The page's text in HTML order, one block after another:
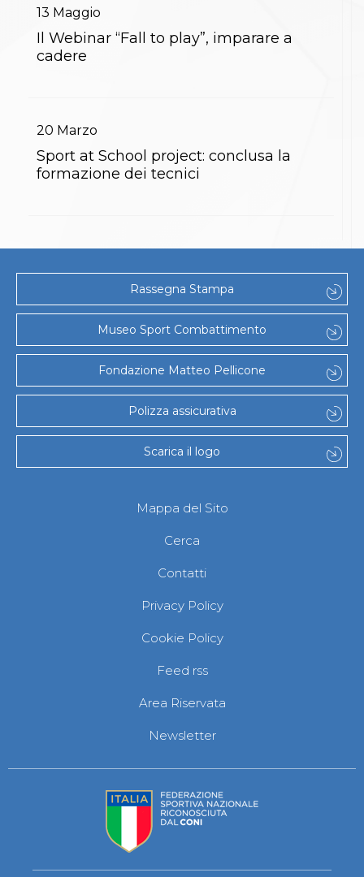
Corsi Monotematici
Abilitazioni
Sportello Fiscale
Sostenibilità
13 Maggio
Il Webinar “Fall to play”, imparare a
cadere
20 Marzo
Sport at School project: conclusa la
formazione dei tecnici
Rassegna Stampa
Museo Sport Combattimento
Fondazione Matteo Pellicone
Polizza assicurativa
Scarica il logo
Mappa del Sito
Cerca
Contatti
Privacy Policy
Cookie Policy
Feed rss
Area Riservata
Newsletter